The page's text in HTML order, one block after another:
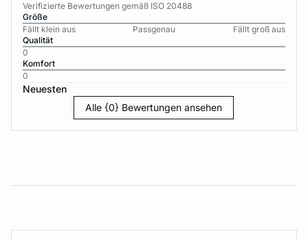
Verifizierte Bewertungen gemäß ISO 20488
Größe
Fällt klein aus
Passgenau
Fällt groß aus
Qualität
0
Komfort
0
Neuesten
Alle {0} Bewertungen ansehen